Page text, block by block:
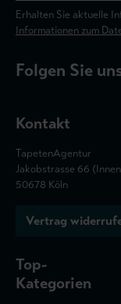
Erhalten Sie aktuelle
Informationen zum
Folgen Sie
Kontakt
TapetenAgentur
Jakobstrasse 66
50678 Köln
Vertrag
Top-
Kategorien